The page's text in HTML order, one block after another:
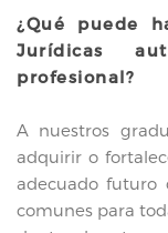
¿Qué puede
Jurídicas
profesional?
A nuestros
adquirir o
adecuado futuro
comunes para